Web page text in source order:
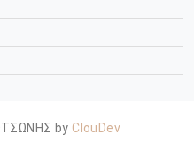
by ClouDev